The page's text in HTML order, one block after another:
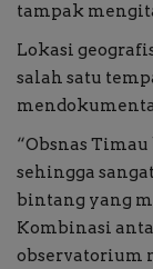
tampak
Lokasi
salah satu
“Obsnas
sehingga
bintang yang
Kombinasi
observatorium